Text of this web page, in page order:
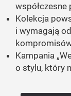
współczesne
Kolekcja
i wymagają
Kampania
o stylu, który